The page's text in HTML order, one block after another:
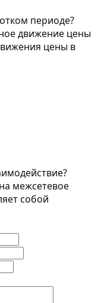
периоде?
движение цены
цены в
межсетевое
собой